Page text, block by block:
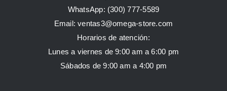
WhatsApp: (300) 777-5589
Email: ventas3@omega-store.com
Horarios de atención:
Lunes a viernes de 9:00 am a 6:00 pm
Sábados de 9:00 am a 4:00 pm